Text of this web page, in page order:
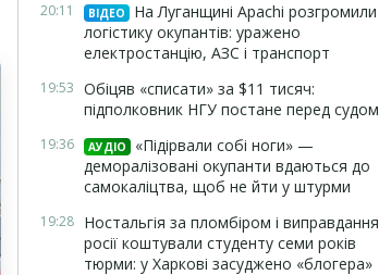
20:11 ВІДЕО
На Луганщині Apachi розгромили
логістику окупантів: уражено
електростанцію, АЗС і транспорт
19:53 Обіцяв «списати» за $11 тисяч:
підполковник НГУ постане перед судом
19:36 АУДІО
«Підірвали собі ноги» —
деморалізовані окупанти вдаються до
самокаліцтва, щоб не йти у штурми
19:28 Ностальгія за пломбіром і виправдання
росії коштували студенту семи років
тюрми: у Харкові засуджено «блогера»